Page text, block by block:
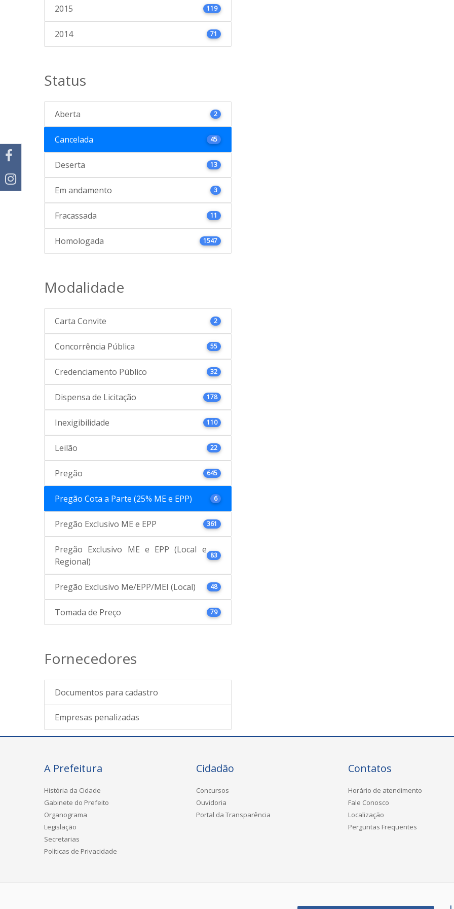
2015 119
2014 71
Status
Aberta 2
Cancelada 45
Deserta 13
Em andamento 3
Fracassada 11
Homologada 1547
Modalidade
Carta Convite 2
Concorrência Pública 55
Credenciamento Público 32
Dispensa de Licitação 178
Inexigibilidade 110
Leilão 22
Pregão 645
Pregão Cota a Parte (25% ME e EPP) 6
Pregão Exclusivo ME e EPP 361
Pregão Exclusivo ME e EPP (Local e
Regional)
83
Pregão Exclusivo Me/EPP/MEI (Local) 48
Tomada de Preço 79
Fornecedores
Documentos para cadastro
Empresas penalizadas
A Prefeitura
História da Cidade
Gabinete do Prefeito
Organograma
Legislação
Secretarias
Políticas de Privacidade
Cidadão
Concursos
Ouvidoria
Portal da Transparência
Contatos
Horário de atendimento
Fale Conosco
Localização
Perguntas Frequentes